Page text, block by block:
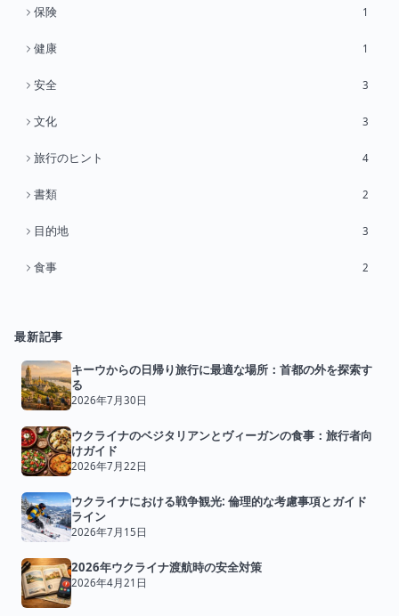
保険 1
健康 1
安全 3
文化 3
旅行のヒント 4
書類 2
目的地 3
食事 2
最新記事
キーウからの日帰り旅行に最適な場所：首都の外を探索す
る
2026年7月30日
ウクライナのベジタリアンとヴィーガンの食事：旅行者向
けガイド
2026年7月22日
ウクライナにおける戦争観光: 倫理的な考慮事項とガイド
ライン
2026年7月15日
2026年ウクライナ渡航時の安全対策
2026年4月21日